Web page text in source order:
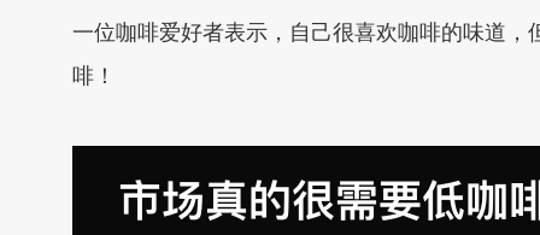
一位咖啡爱好者表示，自己很喜欢咖啡的味道
啡！